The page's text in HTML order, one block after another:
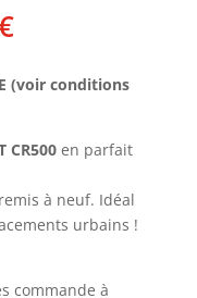
Plage
de
prix :
270,00€
279,99€
(voir conditions
CR500 en parfait
à neuf. Idéal
urbains !
commande à